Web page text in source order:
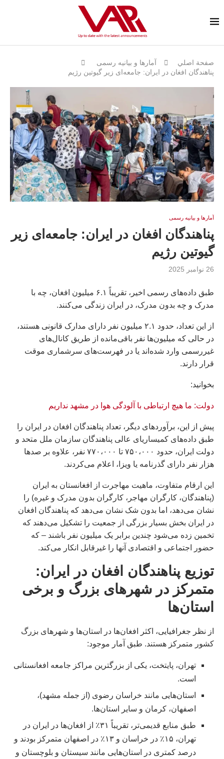
صفحة اصلي
آمارها و بيانيه رسمى
پناهندگان افغان در ایران: جامعه‌ای زیر گیوتین رژیم
آمارها و بيانيه رسمى
پناهندگان افغان در ایران: جامعه‌ای زیر
گیوتین رژیم
26 نوامبر 2025
طبق داده‌های رسمی اخیر، تقریباً ۶.۱ میلیون افغان، چه با
مدرک و چه بدون مدرک، در ایران زندگی می‌کنند.
از این تعداد، حدود ۲.۱ میلیون نفر دارای مدارک قانونی هستند،
در حالی که میلیون‌ها نفر باقی‌مانده از طریق کانال‌های
غیررسمی وارد شده‌اند یا در فهرست‌های سرشماری موقت
قرار دارند.
بخوانيد:
دولت: ما هیچ ارتباطی با آلودگی هوا در مشهد نداریم
پیش از این، برآوردهای دیگر، تعداد پناهندگان افغان در ایران را
طبق داده‌های کمیساریای عالی پناهندگان سازمان ملل متحد و
دولت ایران، حدود ۷۵۰،۰۰۰ تا ۷۷۰،۰۰۰ نفر، علاوه بر صدها
هزار نفر دارای گذرنامه یا ویزا، اعلام می‌کردند.
این ارقام متفاوت، ماهیت مهاجرت از افغانستان به ایران
(پناهندگان، کارگران مهاجر، کارگران بدون مدرک و غیره) را
نشان می‌دهد، اما بدون شک نشان می‌دهد که پناهندگان افغان
در ایران بخش بسیار بزرگی از جمعیت را تشکیل می‌دهند که
تخمین زده می‌شود چندین برابر یک میلیون نفر باشند – که
حضور اجتماعی و اقتصادی آنها را غیرقابل انکار می‌کند.
توزیع پناهندگان افغان در ایران:
متمرکز در شهرهای بزرگ و برخی
استان‌ها
از نظر جغرافیایی، اکثر افغان‌ها در استان‌ها و شهرهای بزرگ
کشور متمرکز هستند. طبق آمار موجود:
تهران، پایتخت، یکی از بزرگترین مراکز جامعه افغانستانی
است.
استان‌هایی مانند خراسان رضوی (از جمله مشهد)،
اصفهان، کرمان و سایر استان‌ها.
طبق منابع قدیمی‌تر، تقریباً ۳۱٪ از افغان‌ها در ایران در
تهران، ۱۵٪ در خراسان و ۱۳٪ در اصفهان متمرکز بودند و
درصد کمتری در استان‌هایی مانند سیستان و بلوچستان و